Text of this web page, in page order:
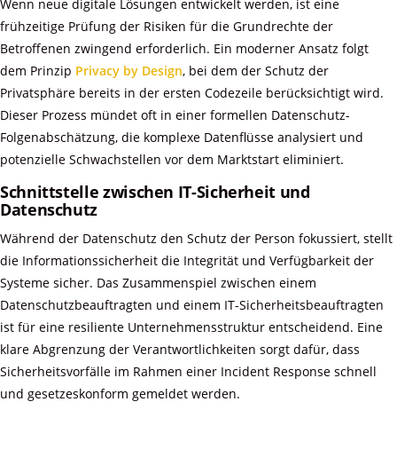
Wenn neue digitale Lösungen entwickelt werden, ist eine
frühzeitige Prüfung der Risiken für die Grundrechte der
Betroffenen zwingend erforderlich. Ein moderner Ansatz folgt
dem Prinzip Privacy by Design, bei dem der Schutz der
Privatsphäre bereits in der ersten Codezeile berücksichtigt wird.
Dieser Prozess mündet oft in einer formellen Datenschutz-
Folgenabschätzung, die komplexe Datenflüsse analysiert und
potenzielle Schwachstellen vor dem Marktstart eliminiert.
Schnittstelle zwischen IT-Sicherheit und
Datenschutz
Während der Datenschutz den Schutz der Person fokussiert, stellt
die Informationssicherheit die Integrität und Verfügbarkeit der
Systeme sicher. Das Zusammenspiel zwischen einem
Datenschutzbeauftragten und einem IT-Sicherheitsbeauftragten
ist für eine resiliente Unternehmensstruktur entscheidend. Eine
klare Abgrenzung der Verantwortlichkeiten sorgt dafür, dass
Sicherheitsvorfälle im Rahmen einer Incident Response schnell
und gesetzeskonform gemeldet werden.